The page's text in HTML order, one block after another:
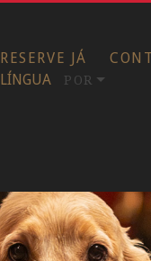
RESERVE JÁ
LÍNGUA
POR